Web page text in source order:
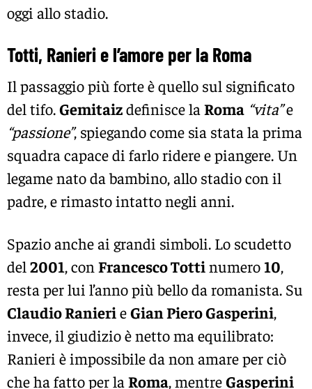
oggi allo stadio.
Totti, Ranieri e l’amore per la Roma
Il passaggio più forte è quello sul significato
del tifo.Gemitaizdefinisce la Roma “vita”e
“passione”, spiegando come sia stata la prima
squadra capace di farlo ridere e piangere. Un
legame nato da bambino, allo stadio con il
padre, e rimasto intatto negli anni.
Spazio anche ai grandi simboli. Lo scudetto
del 2001, con Francesco Tottinumero 10,
resta per lui l’anno più bello da romanista. Su
Claudio RanierieGian Piero Gasperini,
invece, il giudizio è netto ma equilibrato:
Ranieri è impossibile da non amare per ciò
che ha fatto per la Roma, mentreGasperini